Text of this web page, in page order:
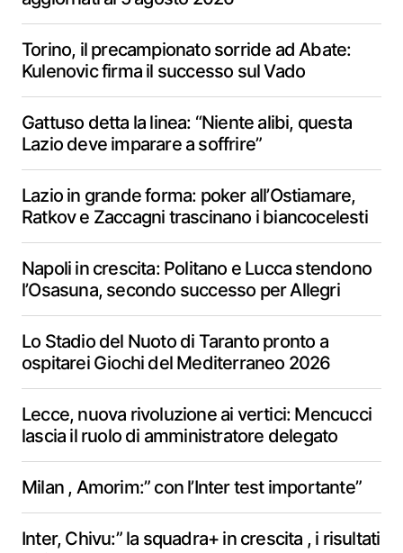
Torino, il precampionato sorride ad Abate:
Kulenovic firma il successo sul Vado
Gattuso detta la linea: “Niente alibi, questa
Lazio deve imparare a soffrire”
Lazio in grande forma: poker all’Ostiamare,
Ratkov e Zaccagni trascinano i biancocelesti
Napoli in crescita: Politano e Lucca stendono
l’Osasuna, secondo successo per Allegri
Lo Stadio del Nuoto di Taranto pronto a
ospitarei Giochi del Mediterraneo 2026
Lecce, nuova rivoluzione ai vertici: Mencucci
lascia il ruolo di amministratore delegato
Milan , Amorim:” con l’Inter test importante”
Inter, Chivu:” la squadra+ in crescita , i risultati